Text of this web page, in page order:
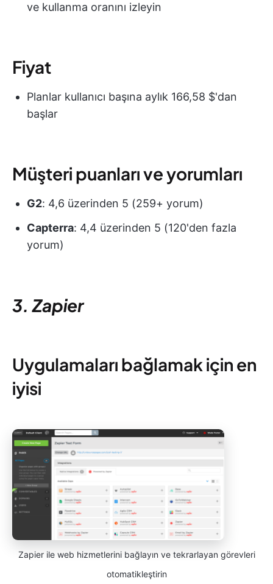
ve kullanma oranını izleyin
Fiyat
Planlar kullanıcı başına aylık 166,58 $'dan
başlar
Müşteri puanları ve yorumları
G2: 4,6 üzerinden 5 (259+ yorum)
Capterra: 4,4 üzerinden 5 (120'den fazla
yorum)
3. Zapier
Uygulamaları bağlamak için en
iyisi
Zapier ile web hizmetlerini bağlayın ve tekrarlayan görevleri
otomatikleştirin